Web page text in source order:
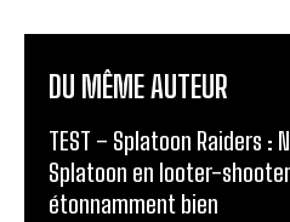
DU MÊME AUTEUR
TEST – Splatoon Raiders
Splatoon en looter-
étonnamment bien